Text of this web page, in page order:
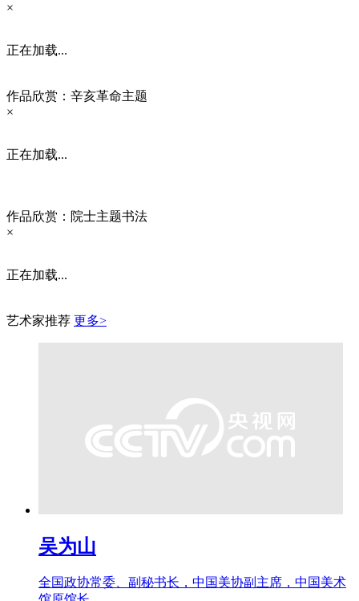
×
正在加载...
作品欣赏：辛亥革命主题
×
正在加载...
作品欣赏：院士主题书法
×
正在加载...
艺术家推荐 更多>
吴为山
全国政协常委、副秘书长，中国美协副主席，中国美术